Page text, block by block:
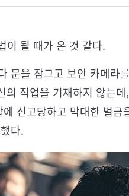
이 될 때가 온 것 같다.
문을 잠그고 보안 카메라
직업을 기재하지 않는
신고당하고 막대한 벌금
다.